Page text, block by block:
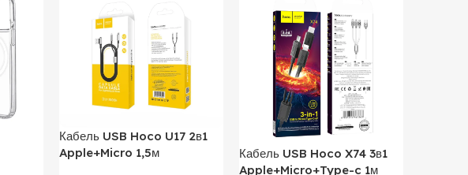
Кабель USB Hoco U17 2в1
Apple+Micro 1,5м
Кабель USB Hoco X74 3в1
Apple+Micro+Type-c 1м